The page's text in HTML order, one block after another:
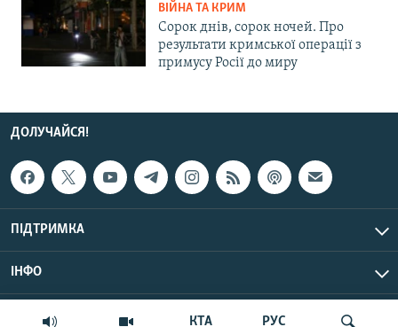
КТА РУС
ВІЙНА ТА КРИМ
Сорок днів, сорок ночей. Про
результати кримської операції з
примусу Росії до миру
ДОЛУЧАЙСЯ!
ПІДТРИМКА
ІНФО
© Крим.Реалії, 2026 | Усі права застережено.